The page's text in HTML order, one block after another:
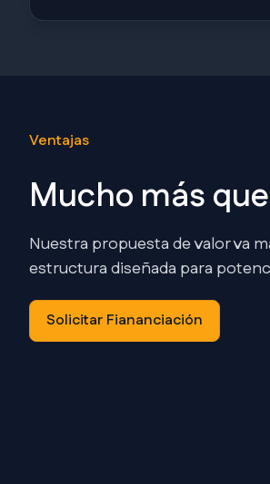
Ventajas
Mucho más
Nuestra propuesta de valor va
estructura diseñada para
Solicitar Fiananciación